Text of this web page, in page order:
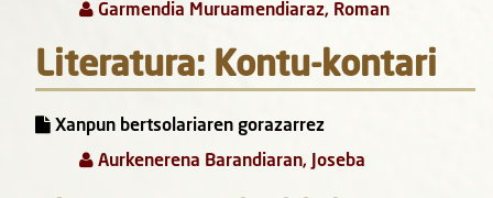
Garmendia Muruamendiaraz, Roman
Literatura: Kontu-kontari
Xanpun bertsolariaren gorazarrez
Aurkenerena Barandiaran, Joseba